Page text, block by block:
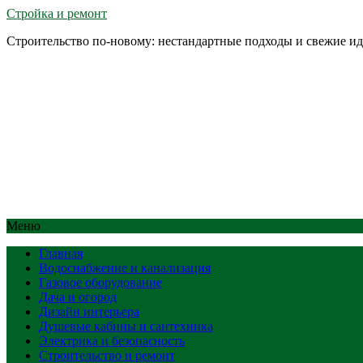
Стройка и ремонт
Строительство по-новому: нестандартные подходы и свежие
Меню
Главная
Водоснабжение и канализация
Газовое оборудование
Дача и огород
Дизайн интерьера
Душевые кабины и сантехника
Электрика и безопасность
Строительство и ремонт